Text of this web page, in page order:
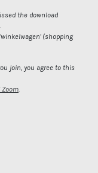
the download
(shopping
join, you agree to this
.